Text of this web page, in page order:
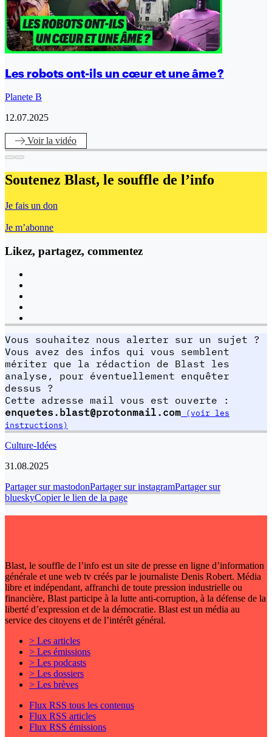
Les robots ont-ils un cœur et une âme ?
Planete B
12.07.2025
Voirla vidéo
Soutenez Blast, le souffle de l’info
Je fais un don
Je m’abonne
Likez, partagez, commentez
Vous souhaitez nous alerter sur un sujet ?
Vous avez des infos qui vous semblent
mériter que la rédaction de Blast les
analyse, pour éventuellement enquêter
dessus ?
Cette adresse mail vous est ouverte :
enquetes.blast@protonmail.com (voir les
instructions)
Culture-Idées
31.08.2025
Partager sur mastodonPartager sur instagramPartager sur
blueskyCopier le lien de la page
Blast, le souffle de l’info est un site de presse en ligne d’information
générale et une web tv créés par le journaliste Denis Robert. Média
libre et indépendant, affranchi de toute pression industrielle ou
financière, Blast participe à la lutte anti-corruption, à la défense de la
liberté d’expression et de la démocratie. Blast est un média au
service des citoyens et de l’intérêt général.
> Les articles
> Les émissions
> Les podcasts
> Les dossiers
> Les brèves
Flux RSS tous les contenus
Flux RSS articles
Flux RSS émissions